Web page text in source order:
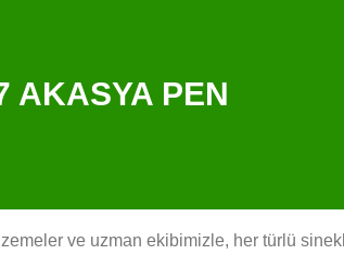
AKASYA PEN
ve uzman ekibimizle, her türlü